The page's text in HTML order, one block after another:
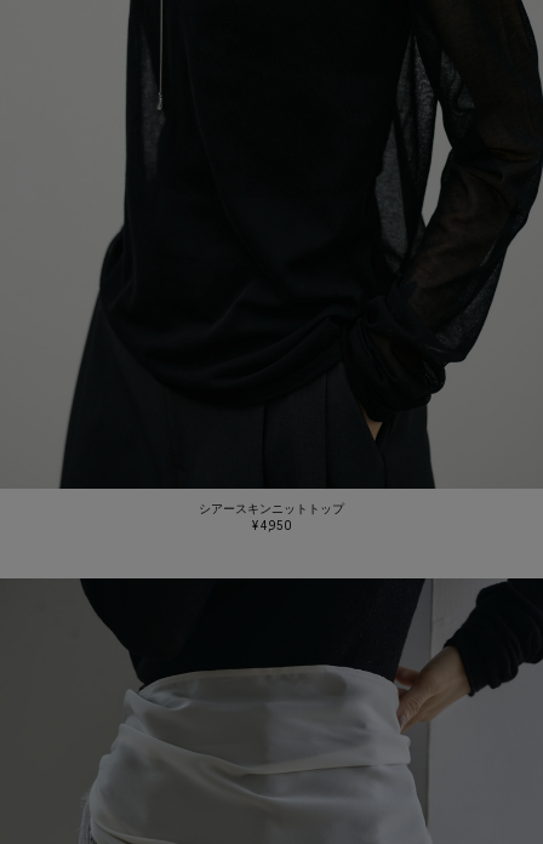
シアースキンニットトップ
¥ 4,950